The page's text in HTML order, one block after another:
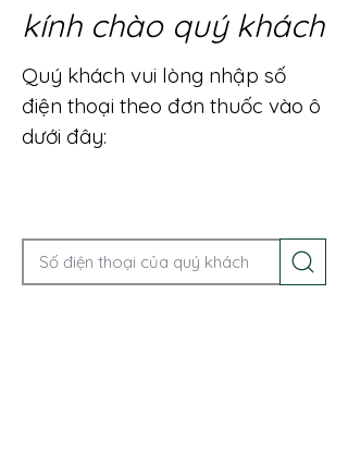
kính chào quý khách
Quý khách vui lòng nhập số
điện thoại theo đơn thuốc vào ô
dưới đây: